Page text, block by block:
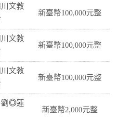
文教
新臺幣100,000元整
文教
新臺幣100,000元整
文教
新臺幣100,000元整
◎蓮
新臺幣2,000元整